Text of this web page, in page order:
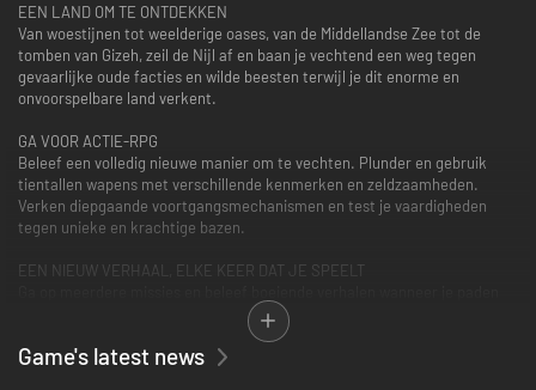
EEN LAND OM TE ONTDEKKEN
Van woestijnen tot weelderige oases, van de Middellandse Zee tot de
tomben van Gizeh, zeil de Nijl af en baan je vechtend een weg tegen
gevaarlijke oude facties en wilde beesten terwijl je dit enorme en
onvoorspelbare land verkent.
GA VOOR ACTIE-RPG
Beleef een volledig nieuwe manier om te vechten. Plunder en gebruik
tientallen wapens met verschillende kenmerken en zeldzaamheden.
Verken diepgaande voortgangsmechanismen en test je vaardigheden
tegen unieke en krachtige bazen.
EEN NIEUW VERHAAL, ELKE KEER DAT JE SPEELT
kruisen met sterke en gedenkwaardige personages, van de rijkste edelen
tot de meest wanhopige verschoppelingen.
Game's latest news